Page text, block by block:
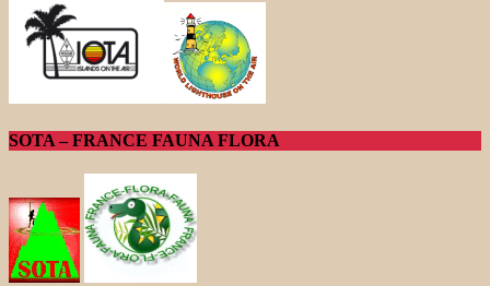
SOTA – FRANCE FAUNA FLORA